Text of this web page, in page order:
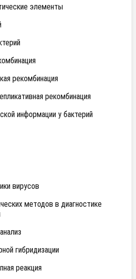
элементы
рекомбинация
рекомбинация
информации у бактерий
вирусов
методов в диагностике
гибридизации
реакция